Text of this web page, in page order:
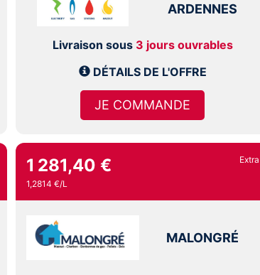
ARDENNES
Livraison sous 3 jours ouvrables
DÉTAILS DE L'OFFRE
JE COMMANDE
1 281,40 €
1,2814 €/L
Extra
MALONGRÉ